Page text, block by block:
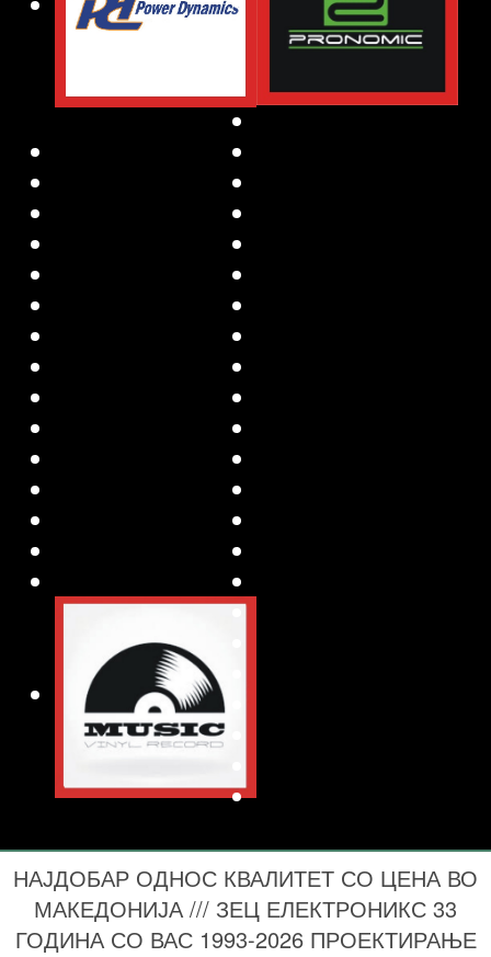
НАЈДОБАР ОДНОС КВАЛИТЕТ СО ЦЕНА ВО
МАКЕДОНИЈА /// ЗЕЦ ЕЛЕКТРОНИКС 33
ГОДИНА СО ВАС 1993-2026 ПРОЕКТИРАЊЕ